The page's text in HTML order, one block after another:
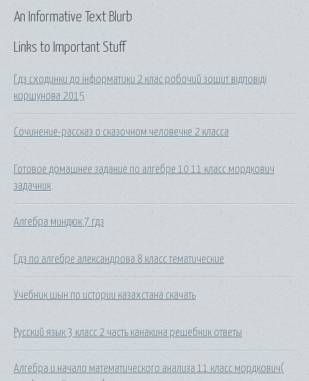
Links to Important Stuff
Гдз сходинки до інформатики 2 клас робочий зошит відповіді
коршунова 2015
Сочинение-рассказ о сказочном человечке 2 класса
Готовое домашнее задание по алгебре 10 11 класс мордкович
задачник
Алгебра миндюк 7 гдз
Гдз по алгебре александрова 8 класс тематические
Учебник шын по истории казахстана скачать
Русский язык 3 класс 2 часть канакина решебник ответы
Алгебра и начало математического анализа 11 класс мордкович(
An Informative Text Blurb